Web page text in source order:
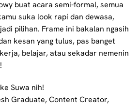
buat acara semi-formal, semua
suka look rapi dan dewasa,
pilihan. Frame ini bakalan ngasih
kesan yang tulus, pas banget
belajar, atau sekadar nemenin
Suwa nih!
Graduate, Content Creator,